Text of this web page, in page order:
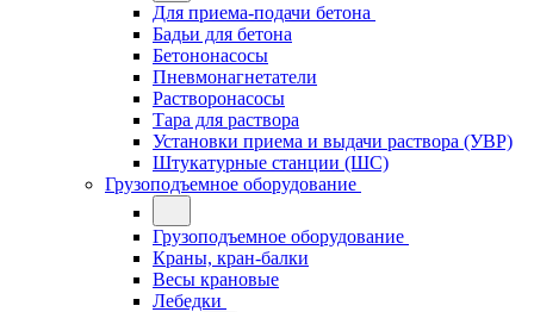
Для приема-подачи бетона
Бадьи для бетона
Бетононасосы
Пневмонагнетатели
Растворонасосы
Тара для раствора
Установки приема и выдачи раствора (УВР)
Штукатурные станции (ШС)
Грузоподъемное оборудование
Грузоподъемное оборудование
Краны, кран-балки
Весы крановые
Лебедки